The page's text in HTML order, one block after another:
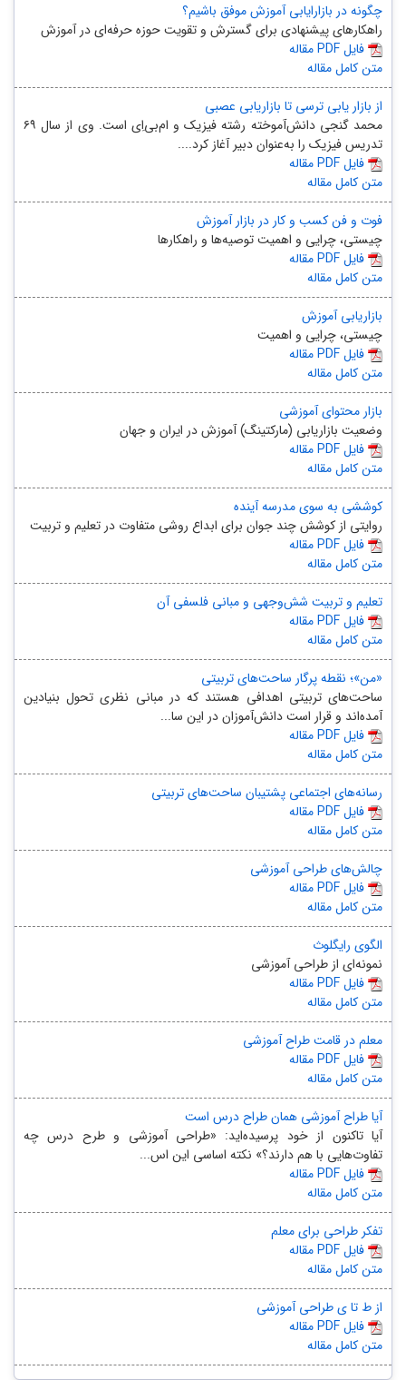
چگونه در بازارایابی آموزش موفق باشیم؟
راهکارهای پیشنهادی برای گسترش و تقویت حوزه حرفه‌ای در آموزش
مقاله PDF فایل
متن کامل مقاله
از بازار یابی ترسی تا بازاریابی عصبی
محمد گنجی دانش‌آموخته رشته فیزیک و ام‌بی‌اِی است. وی از سال ۶۹
تدریس فیزیک را به‌عنوان دبیر آغاز کرد....
مقاله PDF فایل
متن کامل مقاله
فوت و فن کسب و کار در بازار آموزش
چیستی، چرایی و اهمیت توصیه‌ها و راهکارها
مقاله PDF فایل
متن کامل مقاله
بازاریابی آموزش
چیستی، چرایی و اهمیت
مقاله PDF فایل
متن کامل مقاله
بازار محتوای آموزشی
وضعیت بازاریابی (مارکتینگ) آموزش در ایران و جهان
مقاله PDF فایل
متن کامل مقاله
کوششی به سوی مدرسه آینده
روایتی از کوشش چند جوان برای ابداع روشی متفاوت در تعلیم و تربیت
مقاله PDF فایل
متن کامل مقاله
تعلیم و تربیت شش‌وجهی و مبانی فلسفی آن
مقاله PDF فایل
متن کامل مقاله
«من»؛ نقطه پرگار ساحت‌های تربیتی
ساحت‌های تربیتی اهدافی هستند که در مبانی نظری تحول بنیادین
آمده‌اند و قرار است دانش‌آموزان در این سا...
مقاله PDF فایل
متن کامل مقاله
رسانه‌های اجتماعی پشتیبان ساحت‌های تربیتی
مقاله PDF فایل
متن کامل مقاله
چالش‌های طراحی آموزشی
مقاله PDF فایل
متن کامل مقاله
الگوی رایگلوث
نمونه‌ای از طراحی آموزشی
مقاله PDF فایل
متن کامل مقاله
معلم در قامت طراح آموزشی
مقاله PDF فایل
متن کامل مقاله
آیا طراح آموزشی همان طراح درس است
​آیا تاکنون از خود پرسیده‌اید: «طراحی آموزشی و طرح درس چه
تفاوت‌هایی با هم دارند؟» نکته اساسی این اس...
مقاله PDF فایل
متن کامل مقاله
تفکر طراحی برای معلم
مقاله PDF فایل
متن کامل مقاله
از ط تا ی طراحی آموزشی
مقاله PDF فایل
متن کامل مقاله